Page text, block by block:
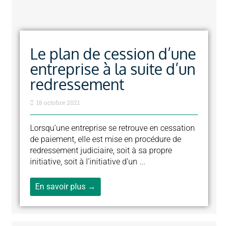
Le plan de cession d’une
entreprise à la suite d’un
redressement
18 octobre 2021
Lorsqu’une entreprise se retrouve en cessation
de paiement, elle est mise en procédure de
redressement judiciaire, soit à sa propre
initiative, soit à l’initiative d’un ...
En savoir plus →